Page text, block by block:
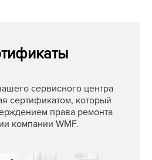
сервисного центра
сертификатом, который
права ремонта
компании WMF.